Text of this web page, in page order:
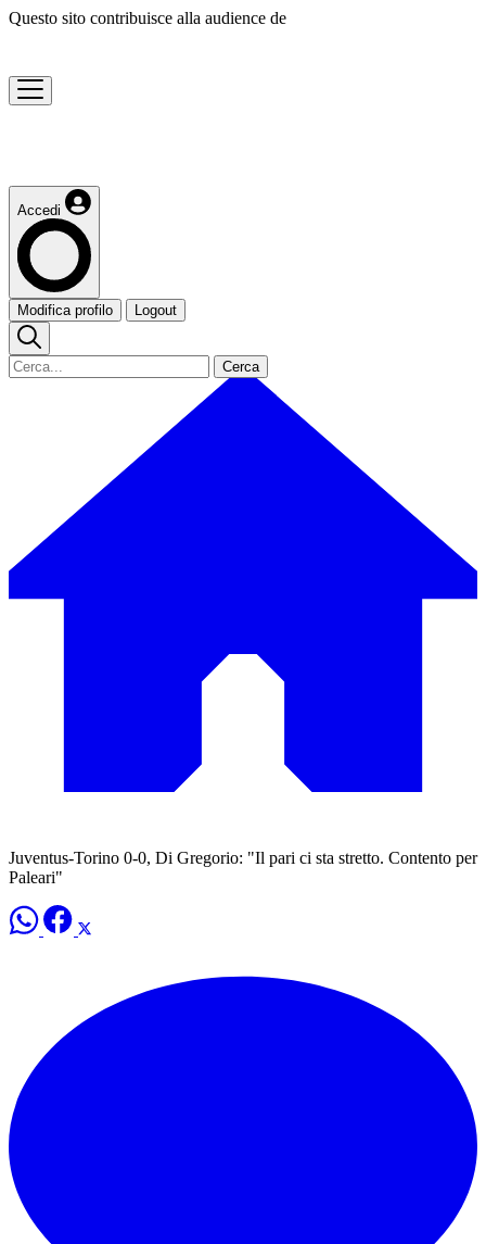
Questo sito contribuisce alla audience de
Accedi
Modifica profilo Logout
Cerca
Juventus-Torino 0-0, Di Gregorio: "Il pari ci sta stretto. Contento per
Paleari"